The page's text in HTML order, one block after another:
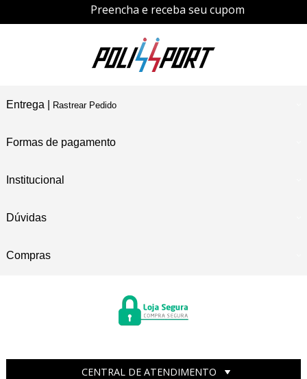
Preencha e receba seu cupom
Entrega | Rastrear Pedido
Formas de pagamento
Institucional
Dúvidas
Compras
CENTRAL DE ATENDIMENTO